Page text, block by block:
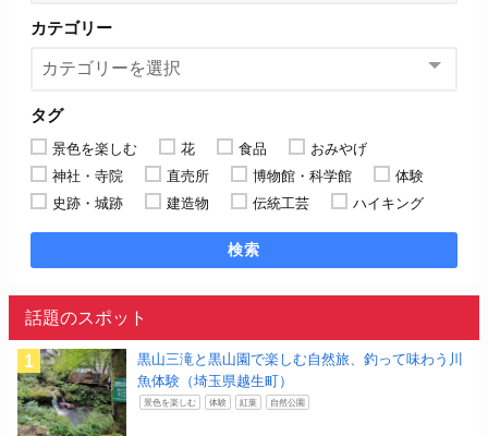
カテゴリー
タグ
景色を楽しむ 花 食品
おみやげ
神社・寺院
直売所 博物館・科学館
体験
史跡・城跡
建造物 伝統工芸 ハイキング
検索
話題のスポット
黒山三滝と黒山園で楽しむ自然旅、釣って味わう川
魚体験（埼玉県越生町）
景色を楽しむ 体験 紅葉 自然公園